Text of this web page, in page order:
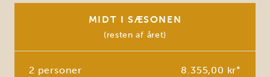
MIDT I SÆSONEN
(resten af året)
2 personer 8.355,00 kr*